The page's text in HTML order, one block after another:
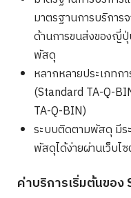
มาตรฐานการบริการ
ด้านการขนส่งของญี่
พัสดุ
หลากหลายประเภทก
(Standard TA-Q-
TA-Q-BIN)
ระบบติดตามพัสดุ มีร
พัสดุได้ง่ายผ่านเว็บไ
ค่าบริการเริ่มต้นของ